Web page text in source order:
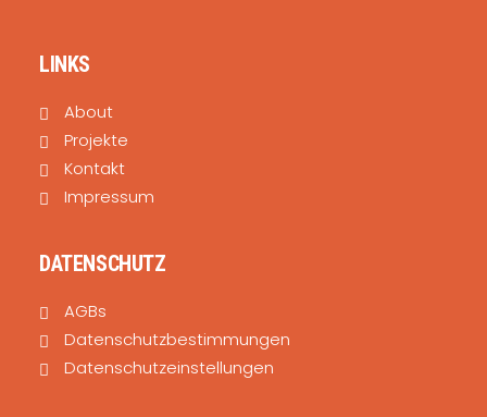
LINKS
About
Projekte
Kontakt
Impressum
DATENSCHUTZ
AGBs
Datenschutzbestimmungen
Datenschutzeinstellungen